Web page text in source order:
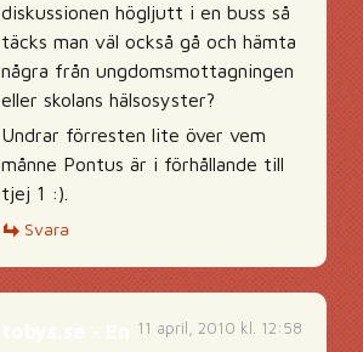
diskussionen högljutt i en buss så
täcks man väl också gå och hämta
några från ungdomsmottagningen
eller skolans hälsosyster?
Undrar förresten lite över vem
månne Pontus är i förhållande till
tjej 1 :).
Svara
11 april, 2010 kl. 12:58